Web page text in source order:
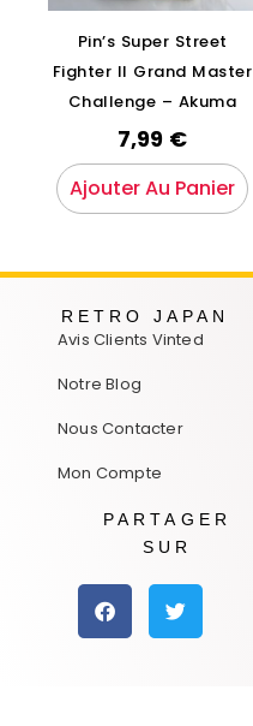
Pin’s Super Street
Fighter II Grand Master
Challenge – Akuma
7,99 €
Ajouter Au Panier
RETRO JAPAN
Avis Clients Vinted
Notre Blog
Nous Contacter
Mon Compte
PARTAGER
SUR